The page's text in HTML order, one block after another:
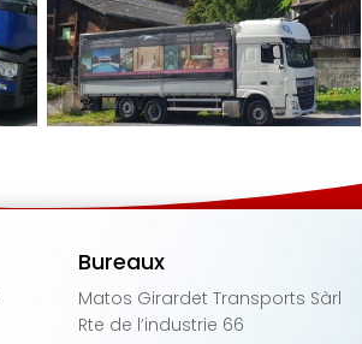
Bureaux
Matos Girardet Transports Sàrl
Rte de l’industrie 66